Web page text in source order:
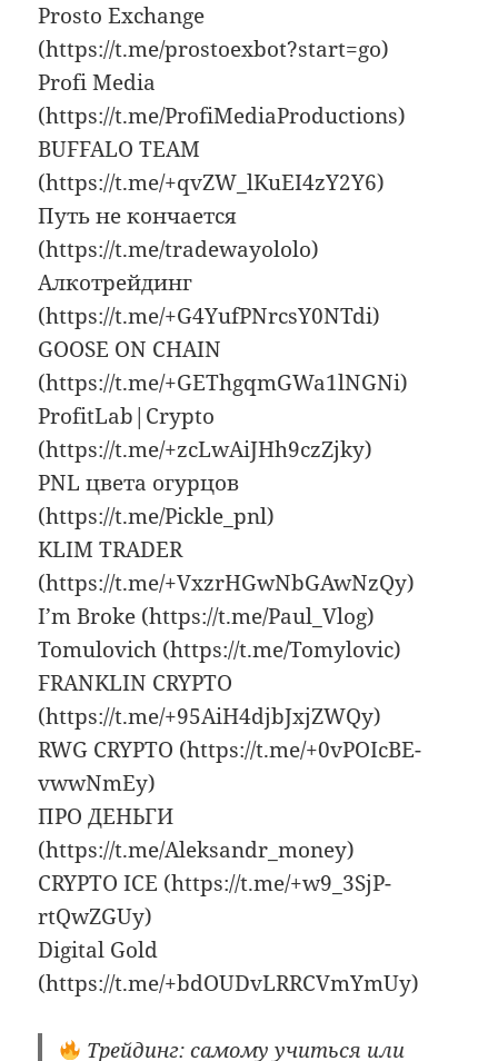
Prosto Exchange
(https://t.me/prostoexbot?start=go)
Profi Media
(https://t.me/ProfiMediaProductions)
BUFFALO TEAM
(https://t.me/+qvZW_lKuEI4zY2Y6)
Путь не кончается
(https://t.me/tradewayololo)
Алкотрейдинг
(https://t.me/+G4YufPNrcsY0NTdi)
GOOSE ON CHAIN
(https://t.me/+GEThgqmGWa1lNGNi)
ProfitLab|Crypto
(https://t.me/+zcLwAiJHh9czZjky)
PNL цвета огурцов
(https://t.me/Pickle_pnl)
KLIM TRADER
(https://t.me/+VxzrHGwNbGAwNzQy)
I’m Broke (https://t.me/Paul_Vlog)
Tomulovich (https://t.me/Tomylovic)
FRANKLIN CRYPTO
(https://t.me/+95AiH4djbJxjZWQy)
RWG CRYPTO (https://t.me/+0vPOIcBE-
vwwNmEy)
ПРО ДЕНЬГИ
(https://t.me/Aleksandr_money)
CRYPTO ICE (https://t.me/+w9_3SjP-
rtQwZGUy)
Digital Gold
(https://t.me/+bdOUDvLRRCVmYmUy)
Трейдинг: самому учиться или